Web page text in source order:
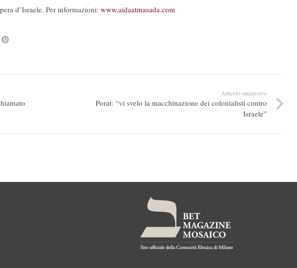
d’Israele. Per informazioni: www.aidaatmasada.com
Articolo successivo
Porat: “vi svelo la macchinazione dei colonialisti contro
Israele”